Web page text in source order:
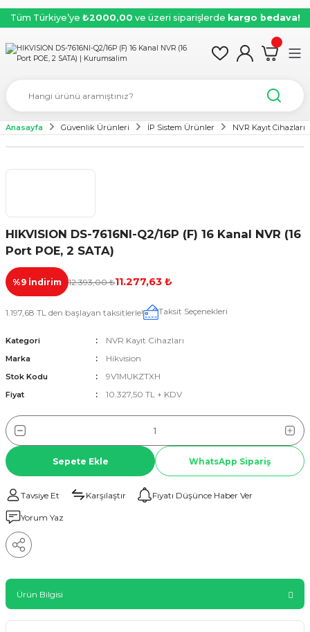
Tüm Türkiye’ye ₺2000,00 ve üzeri siparişlerde kargo bedava!
Anasayfa Güvenlik Ürünleri İP Sistem Ürünler NVR Kayıt Cihazları
HIKVISION DS-7616NI-Q2/16P (F) 16 Kanal NVR (16
Port POE, 2 SATA)
%9 İndirim 12.393,00 ₺11.277,63 ₺
1.197,68 TL den başlayan taksitlerle! Taksit Seçenekleri
Kategori NVR Kayıt Cihazları
Marka Hikvision
Stok Kodu 9V1MUKZTXH
Fiyat 10.327,50 TL + KDV
Sepete Ekle WhatsApp Sipariş
Tavsiye Et Karşılaştır Fiyatı Düşünce Haber Ver
Yorum Yaz
Ürün Bilgisi